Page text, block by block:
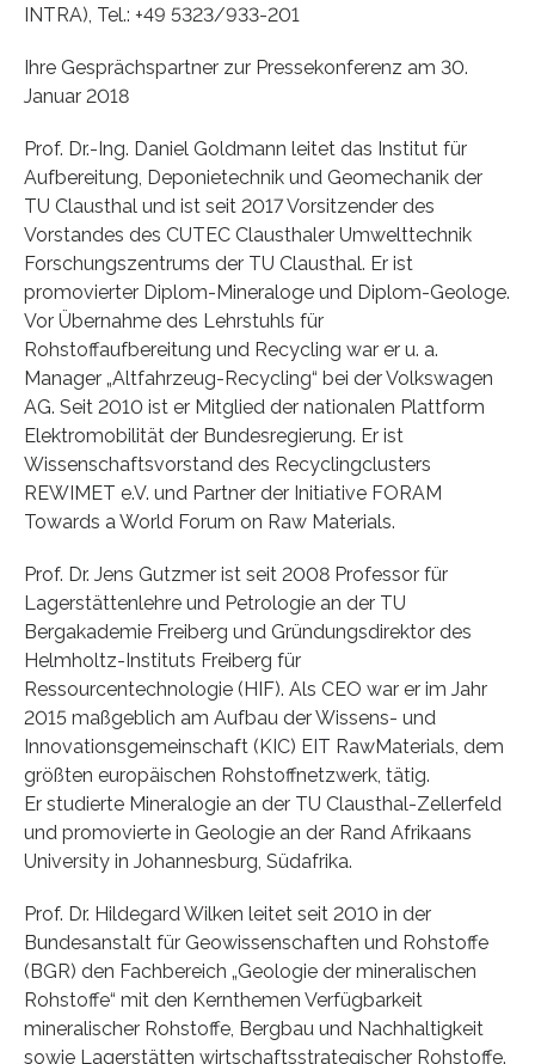
INTRA), Tel.: +49 5323/933-201
Ihre Gesprächspartner zur Pressekonferenz am 30.
Januar 2018
Prof. Dr.-Ing. Daniel Goldmann leitet das Institut für
Aufbereitung, Deponietechnik und Geomechanik der
TU Clausthal und ist seit 2017 Vorsitzender des
Vorstandes des CUTEC Clausthaler Umwelttechnik
Forschungszentrums der TU Clausthal. Er ist
promovierter Diplom-Mineraloge und Diplom-Geologe.
Vor Übernahme des Lehrstuhls für
Rohstoffaufbereitung und Recycling war er u. a.
Manager „Altfahrzeug-Recycling“ bei der Volkswagen
AG. Seit 2010 ist er Mitglied der nationalen Plattform
Elektromobilität der Bundesregierung. Er ist
Wissenschaftsvorstand des Recyclingclusters
REWIMET e.V. und Partner der Initiative FORAM
Towards a World Forum on Raw Materials.
Prof. Dr. Jens Gutzmer ist seit 2008 Professor für
Lagerstättenlehre und Petrologie an der TU
Bergakademie Freiberg und Gründungsdirektor des
Helmholtz-Instituts Freiberg für
Ressourcentechnologie (HIF). Als CEO war er im Jahr
2015 maßgeblich am Aufbau der Wissens- und
Innovationsgemeinschaft (KIC) EIT RawMaterials, dem
größten europäischen Rohstoffnetzwerk, tätig.
Er studierte Mineralogie an der TU Clausthal-Zellerfeld
und promovierte in Geologie an der Rand Afrikaans
University in Johannesburg, Südafrika.
Prof. Dr. Hildegard Wilken leitet seit 2010 in der
Bundesanstalt für Geowissenschaften und Rohstoffe
(BGR) den Fachbereich „Geologie der mineralischen
Rohstoffe“ mit den Kernthemen Verfügbarkeit
mineralischer Rohstoffe, Bergbau und Nachhaltigkeit
sowie Lagerstätten wirtschaftsstrategischer Rohstoffe.